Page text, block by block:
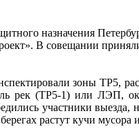
назначения
В совещании приняли
зоны ТР5,
рек (ТР5-1) или ЛЭП,
участники
растут кучи